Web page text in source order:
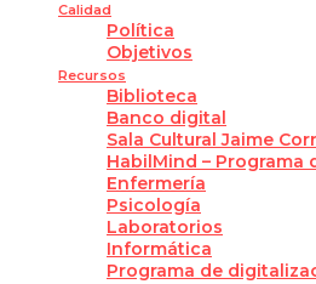
Calidad
Política
Objetivos
Recursos
Biblioteca
Banco digital
Sala Cultural Jaime
HabilMind – Programa
Enfermería
Psicología
Laboratorios
Informática
Programa de